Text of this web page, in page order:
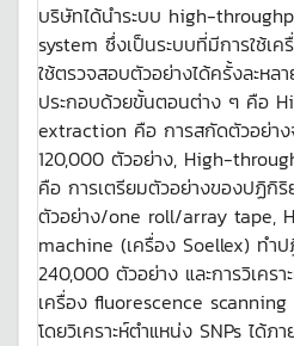
บริษัทได้นำระบบ high-
system ซึ่งเป็นระบบที่มีการใช้เ
ใช้ตรวจสอบตัวอย่างได้ครั้งละห
ประกอบด้วยขั้นตอนต่าง ๆ คือ
extraction คือ การสกัดตัวอย่าง
120,000 ตัวอย่าง, High-
คือ การเตรียมตัวอย่างของปฏิกิ
ตัวอย่าง/one roll/array tape,
machine (เครื่อง Soellex) ทำป
240,000 ตัวอย่าง และการวิเคร
เครื่อง fluorescence
โดยวิเคราะห์ตำแหน่ง SNPs ได้ภ